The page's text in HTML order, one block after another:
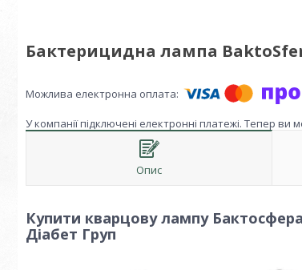
Бактерицидна лампа
У компанії підключені електронні платежі. Тепер
Опис
Купити кварцову лампу
Діабет Груп